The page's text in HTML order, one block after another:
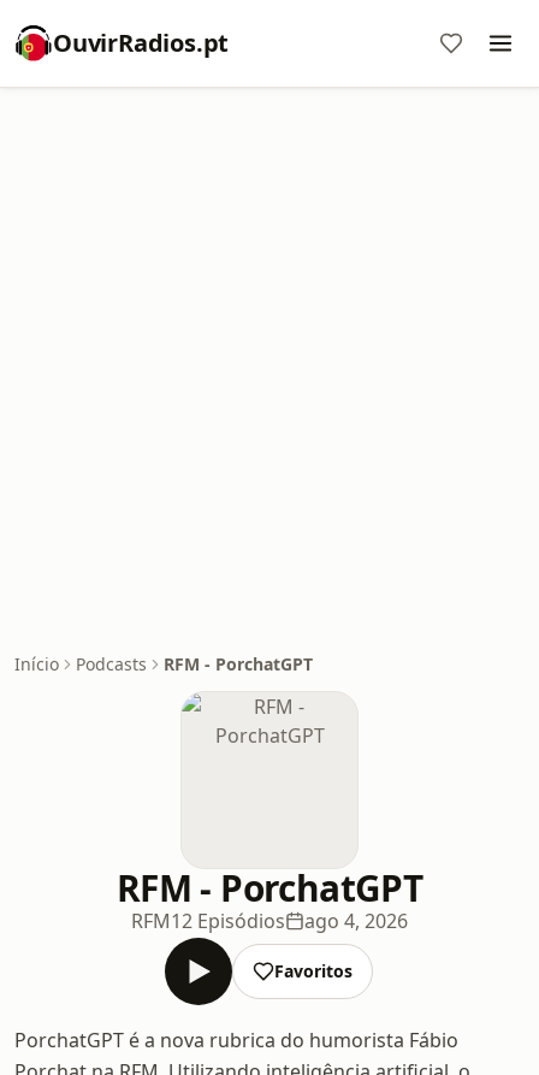
OuvirRadios.pt
Início Podcasts RFM - PorchatGPT
RFM - PorchatGPT
RFM12 Episódios ago 4, 2026
Favoritos
PorchatGPT é a nova rubrica do humorista Fábio